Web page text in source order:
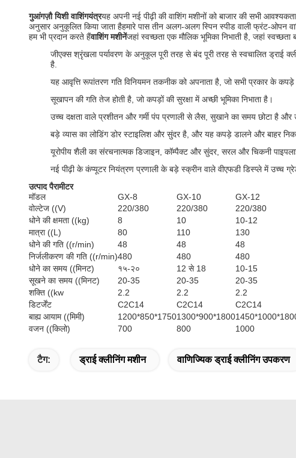
गुआंगज़ौ यिशी वाशिंगयंत्रयह अपनी नई पीढ़ी की वाशिंग मशीनों को बाजार की सभी
अनुसार अनुकूलित किया जाता हैहमारे पास तीन अलग-अलग स्पिन स्पीड वाली फ्रंट-ओपन
हम भी प्रदान करते हैंवाशिंग मशीनेंजहां स्वच्छता एक मौलिक भूमिका निभाती है, जहां स्वच्छता
जीएक्स श्रृंखला पर्यावरण के अनुकूल पूरी तरह से बंद पूरी तरह से स्वचालित ड्राई
है.
यह आवृत्ति रूपांतरण गति विनियमन तकनीक को अपनाता है, जो सभी प्रकार के
सूखापन की गति तेज होती है, जो कपड़ों की सुरक्षा में अच्छी भूमिका निभाता है।
उच्च दक्षता वाले प्रशीतन और गर्मी पंप प्रणाली से लैस, सुखाने का समय छोटा है
बड़े व्यास का लोडिंग डोर स्टाइलिश और सुंदर है, और यह कपड़े डालने और बाहर
यूरोपीय शैली का संरचनात्मक डिजाइन, कॉम्पैक्ट और सुंदर, सरल और चिकनी
नई पीढ़ी के कंप्यूटर नियंत्रण प्रणाली के बड़े स्क्रीन वाले वीएफडी डिस्प्ले में उच्च
उत्पाद पैरामीटर
मॉडल
GX-8 GX-10 GX-12
वोल्टेज ((V)
220/380 220/380 220/380
धोने की क्षमता ((kg)
8 10 10-12
मात्रा ((L)
80 110 130
धोने की गति ((r/min)
48 48 48
निर्जलीकरण की गति ((r/min)480 480 480
धोने का समय ((मिनट)
१५-२० 12 से 18 10-15
सूखने का समय ((मिनट)
20-35 20-35 20-35
शक्ति ((kw
2.2 2.2 2.2
डिटर्जेंट
C2C14 C2C14 C2C14
बाह्य आयाम ((मिमी)
1200*850*17501300*900*1800
वजन ((किलो)
700 800 1000
टैग: ड्राई क्लीनिंग मशीन वाणिज्यिक ड्राई क्लीनिंग उपकरण